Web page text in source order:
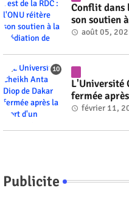
Conflit dans
son soutien
Gnassingbé
août 05,
L'Université
fermée
#RwOT
février 11,
Publicite